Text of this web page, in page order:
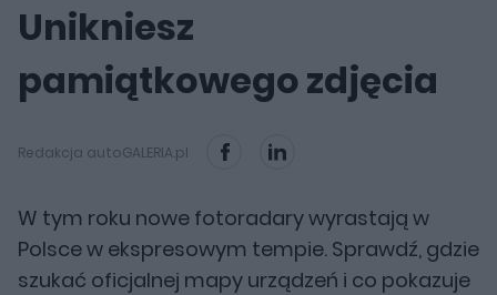
Unikniesz
pamiątkowego zdjęcia
Redakcja autoGALERIA.pl
W tym roku nowe fotoradary wyrastają w
Polsce w ekspresowym tempie. Sprawdź, gdzie
szukać oficjalnej mapy urządzeń i co pokazuje